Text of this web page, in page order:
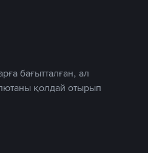
бағытталған, ал
қолдай отырып